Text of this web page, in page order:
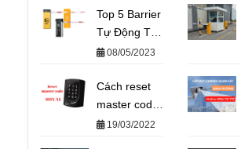
Top 5 Barrier
Tự Động Tốt
Nhất Hiện
chắn barie tự
động
08/05/2023
Cách reset
master code
đầu đọc
19/03/2022